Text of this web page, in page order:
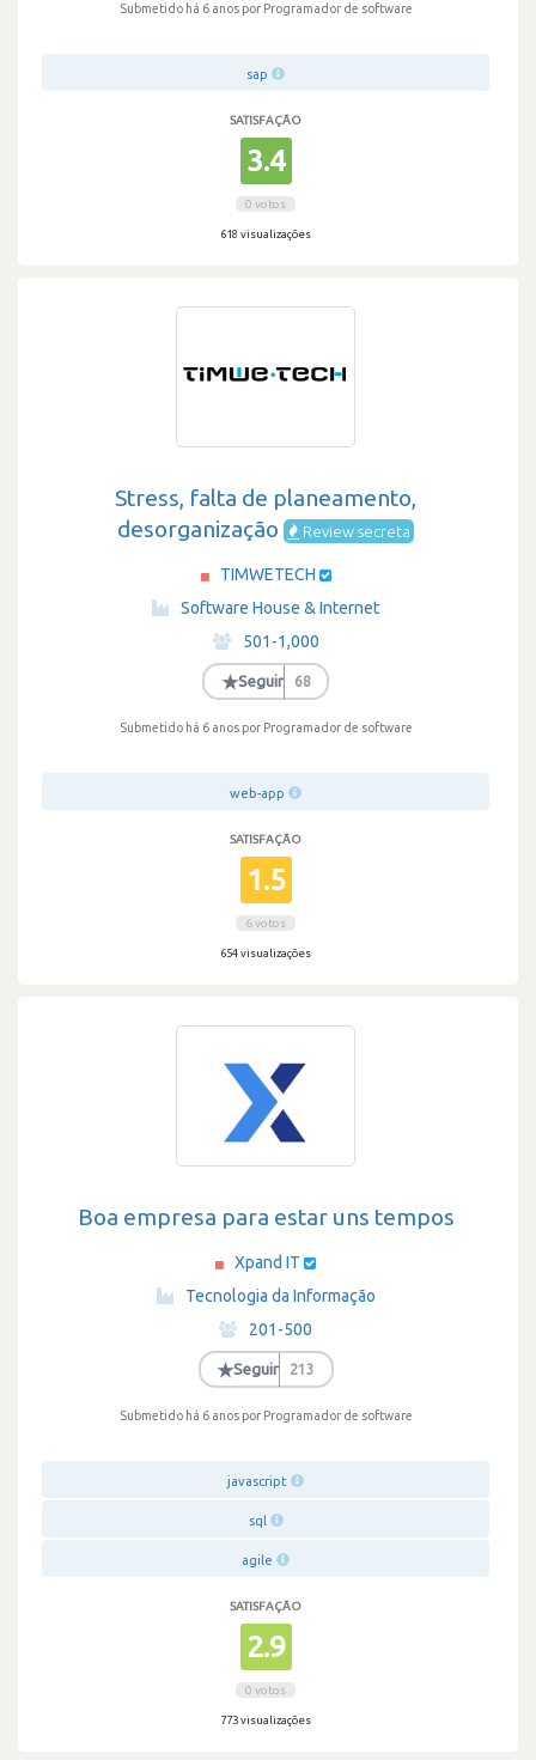
Submetido há 6 anos por Programador de software
sap
SATISFAÇÃO
3.4
0 votos
618 visualizações
Stress, falta de planeamento,
desorganização
Review secreta
TIMWETECH
Software House & Internet
·
501-1,000
·
★Seguir 68
Submetido há 6 anos por Programador de software
web-app
SATISFAÇÃO
1.5
6 votos
654 visualizações
Boa empresa para estar uns tempos
Xpand IT
Tecnologia da Informação
·
201-500
·
★Seguir 213
Submetido há 6 anos por Programador de software
javascript
sql
agile
SATISFAÇÃO
2.9
0 votos
773 visualizações